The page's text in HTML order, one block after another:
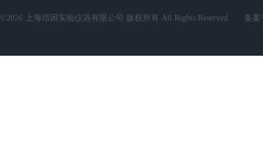
©2026 上海培因实验仪器有限公司 版权所有 All Rights Reserved. 备案